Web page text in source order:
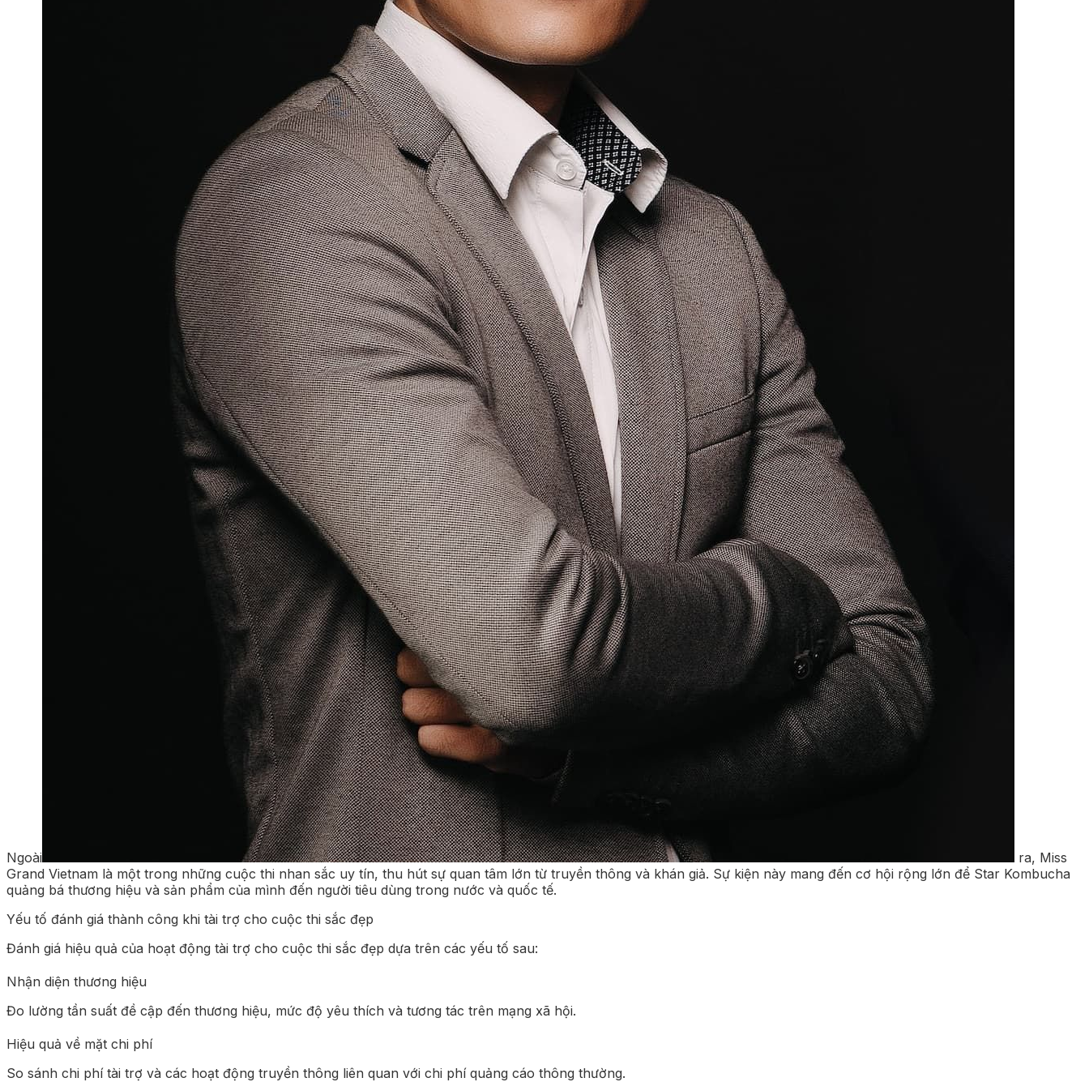
Ngoài
ra, Miss
Grand Vietnam là một trong những cuộc thi nhan sắc uy tín, thu hút sự quan tâm lớn từ truyền thông và khán giả. Sự kiện này mang đến cơ hội rộng lớn để Star Kombucha
quảng bá thương hiệu và sản phẩm của mình đến người tiêu dùng trong nước và quốc tế.
Yếu tố đánh giá thành công khi tài trợ cho cuộc thi sắc đẹp
Đánh giá hiệu quả của hoạt động tài trợ cho cuộc thi sắc đẹp dựa trên các yếu tố sau:
Nhận diện thương hiệu
Đo lường tần suất đề cập đến thương hiệu, mức độ yêu thích và tương tác trên mạng xã hội.
Hiệu quả về mặt chi phí
So sánh chi phí tài trợ và các hoạt động truyền thông liên quan với chi phí quảng cáo thông thường.